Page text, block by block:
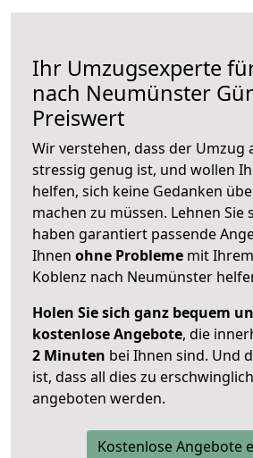
Ihr Umzugsexperte
nach Neumünster
Preiswert
Wir verstehen, dass der Umzug
stressig genug ist, und wollen
helfen, sich keine Gedanken
machen zu müssen. Lehnen Sie
haben garantiert passende
Ihnen ohne Probleme mit
Koblenz nach Neumünster
Holen Sie sich ganz bequem
kostenlose Angebote, die
2 Minuten bei Ihnen sind. Und
ist, dass all dies zu
angeboten werden.
Kostenlose Angebote